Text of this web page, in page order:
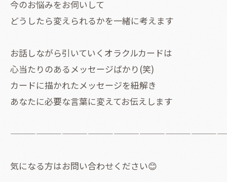
今のお悩みをお伺いして
どうしたら変えられるかを一緒に考えます
お話しながら引いていくオラクルカードは
心当たりのあるメッセージばかり(笑)
カードに描かれたメッセージを紐解き
あなたに必要な言葉に変えてお伝えします
――――――――――――――――――――――――――
気になる方はお問い合わせください😊